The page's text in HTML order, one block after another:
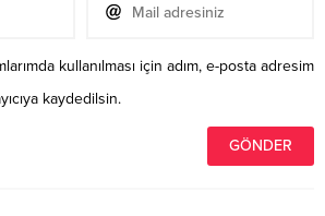
kullanılması için adım, e-posta adresim
kaydedilsin.